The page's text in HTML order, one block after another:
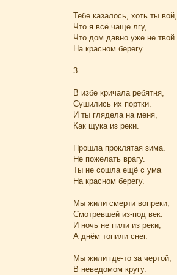
Тебе казалось, хоть ты вой,
Что я всё чаще лгу,
Что дом давно уже не твой
На красном берегу.
3.
В избе кричала ребятня,
Сушились их портки.
И ты глядела на меня,
Как щука из реки.
Прошла проклятая зима.
Не пожелать врагу.
Ты не сошла ещё с ума
На красном берегу.
Мы жили смерти вопреки,
Смотревшей из-под век.
И ночь не пили из реки,
А днём топили снег.
Мы жили где-то за чертой,
В неведомом кругу.